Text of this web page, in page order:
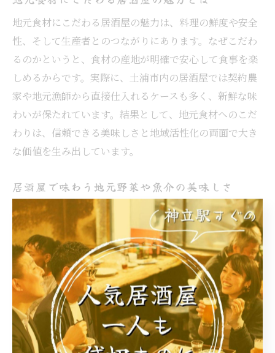
地元食材にこだわる居酒屋の魅力は、料理の鮮度や安全
性、そして生産者とのつながりにあります。なぜこだわ
るのかというと、食材の産地が明確で安心して食事を楽
しめるからです。実際に、土浦市内の居酒屋では契約農
家や地元漁師から直接仕入れるケースも多く、新鮮な味
わいが保たれています。結果として、地元食材へのこだ
わりは、信頼できる美味しさと地域活性化の両面で大き
な価値を生み出しています。
居酒屋で味わう地元野菜や魚介の美味しさ
土浦市の居酒屋では、地元野菜や魚介の美味しさが存分
に引き出された料理が楽しめます。なぜ美味しいのかと
いうと、収穫や水揚げから時間を置かずに調理されるた
め、素材の持つ旨みや食感がそのまま活かされるからで
す。例えば、シャキシャキの新鮮野菜や、ぷりっとした
魚介は、他地域では味わえない格別の美味しさです。結
果として、地元野菜や魚介を味わうことは、土浦の居酒
屋文化を象徴する魅力となっています。